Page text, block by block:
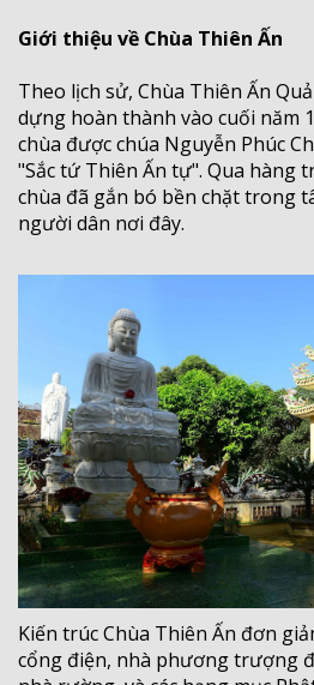
Giới thiệu về Chùa Thiên Ấn
Theo lịch sử, Chùa Thiên Ấn
dựng hoàn thành vào cuối năm
chùa được chúa Nguyễn Phúc
"Sắc tứ Thiên Ấn tự". Qua hàng
chùa đã gắn bó bền chặt trong
người dân nơi đây.
Kiến trúc Chùa Thiên Ấn đơn
cổng điện, nhà phương trượng